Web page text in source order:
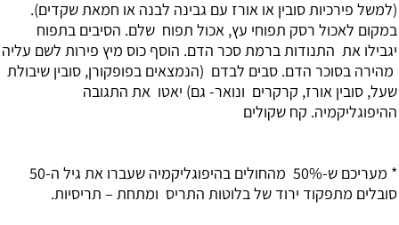
(למשל פירכיות סובין או אורז עם גבינה לבנה או חמאת שקדים).
במקום לאכול רסק תפוחי עץ, אכול תפוח שלם. הסיבים בתפוח
יגבילו את התנודות ברמת סכר הדם. הוסף כוס מיץ פירות לשם עליה
מהירה בסוכר הדם. סבים לבדם (הנמצאים בפופקורן, סובין שיבולת
שעל, סובין אורז, קרקרים ונואר- גם) יאטו את התגובה
ההיפוגליקמיה. קח שקולים
* מעריכם ש-50% מהחולים בהיפוגליקמיה שעברו את גיל ה-50
סובלים מתפקוד ירוד של בלוטות התריס ומתחת – תריסיות.